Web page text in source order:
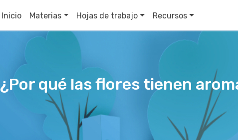
Inicio Materias Hojas de trabajo Recursos
¿Por qué las flores tienen